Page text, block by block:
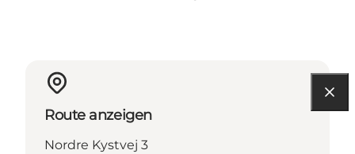
Route anzeigen
Nordre Kystvej 3